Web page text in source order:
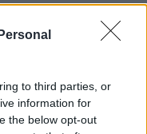
to third parties, or
information for
the below opt-out
ναυτικό